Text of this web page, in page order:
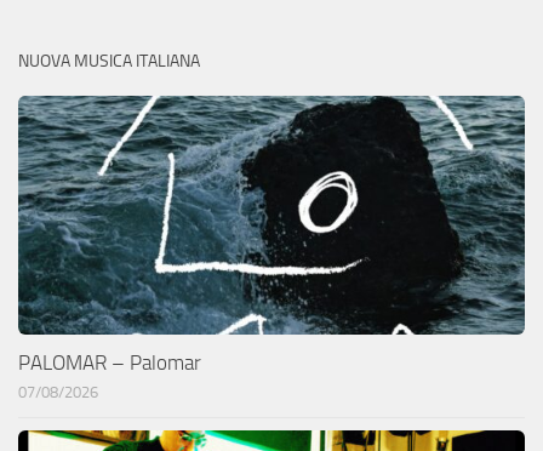
NUOVA MUSICA ITALIANA
PALOMAR – Palomar
07/08/2026